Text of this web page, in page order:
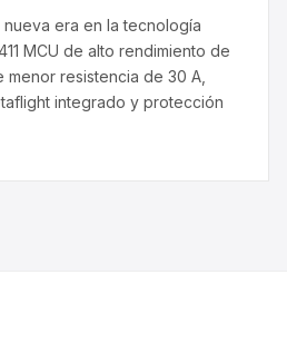
nueva era en la tecnología
MCU de alto rendimiento de
menor resistencia de 30 A,
integrado y protección